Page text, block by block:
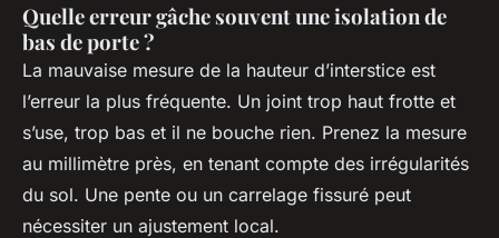
Quelle erreur gâche souvent une isolation de
bas de porte ?
La mauvaise mesure de la hauteur d’interstice est
l’erreur la plus fréquente. Un joint trop haut frotte et
s’use, trop bas et il ne bouche rien. Prenez la mesure
au millimètre près, en tenant compte des irrégularités
du sol. Une pente ou un carrelage fissuré peut
nécessiter un ajustement local.